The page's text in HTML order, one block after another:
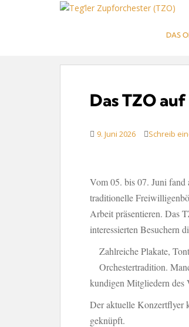
DAS
Das TZO
9. Juni 2026 Schreib
Vom 05. bis 07. Juni fand
traditionelle
Arbeit präsentieren. Das
interessierten Besuchern
Zahlreiche Plakate,
Orchestertradition.
kundigen Mitgliedern des
Der aktuelle Konzertflyer
geknüpft.